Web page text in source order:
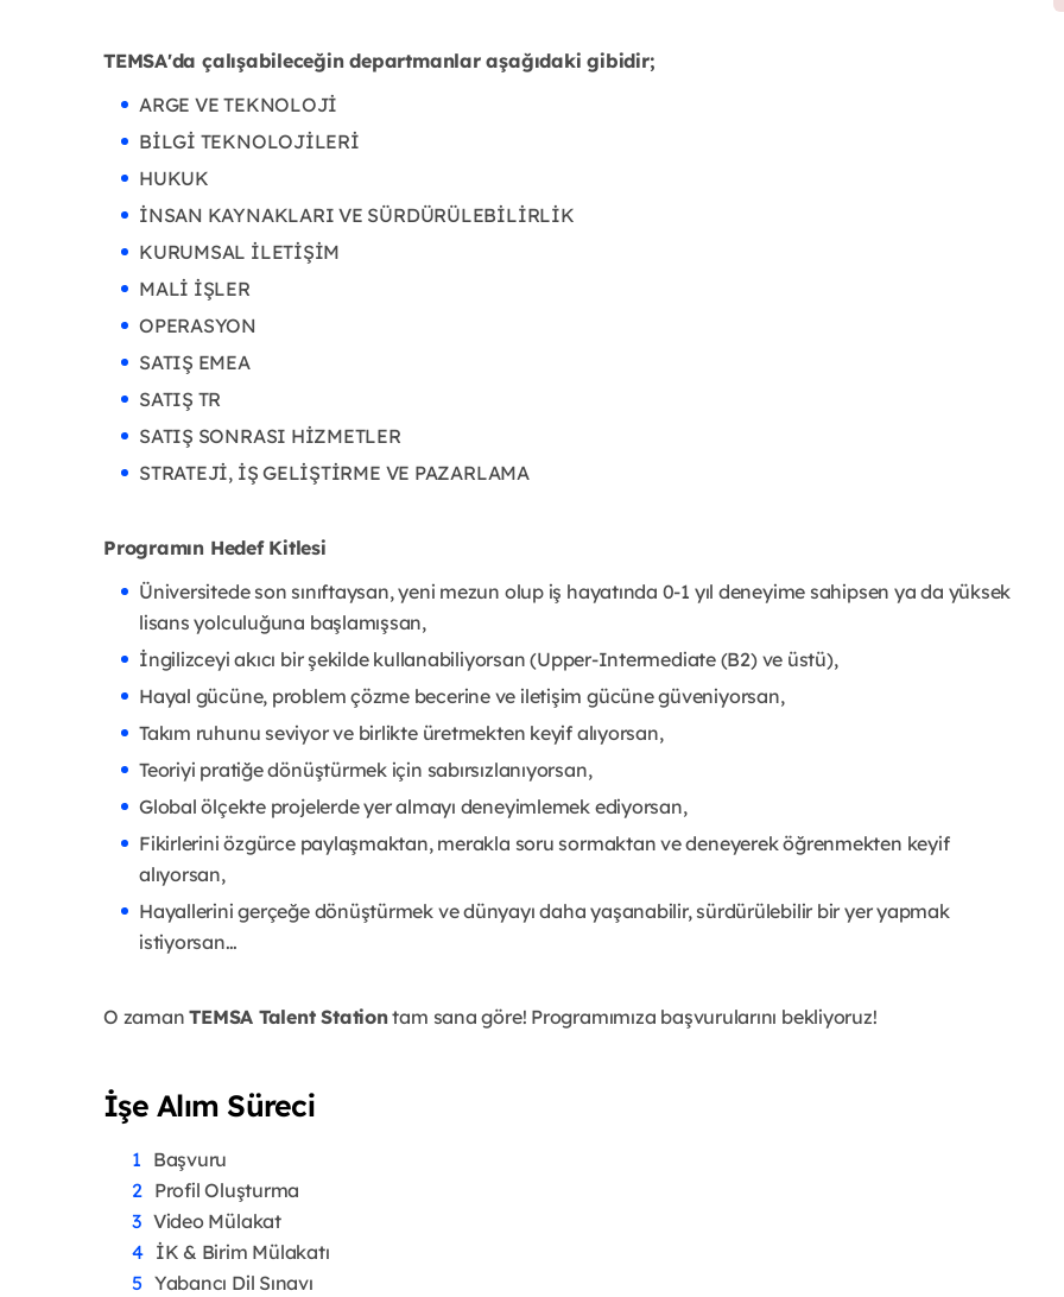
TEMSA'da çalışabileceğin departmanlar aşağıdaki gibidir;
ARGE VE TEKNOLOJİ
BİLGİ TEKNOLOJİLERİ
HUKUK
İNSAN KAYNAKLARI VE SÜRDÜRÜLEBİLİRLİK
KURUMSAL İLETİŞİM
MALİ İŞLER
OPERASYON
SATIŞ EMEA
SATIŞ TR
SATIŞ SONRASI HİZMETLER
STRATEJİ, İŞ GELİŞTİRME VE PAZARLAMA
Programın Hedef Kitlesi
Üniversitede son sınıftaysan, yeni mezun olup iş hayatında 0-1 yıl deneyime sahipsen ya da yüksek
lisans yolculuğuna başlamışsan,
İngilizceyi akıcı bir şekilde kullanabiliyorsan (Upper-Intermediate (B2) ve üstü),
Hayal gücüne, problem çözme becerine ve iletişim gücüne güveniyorsan,
Takım ruhunu seviyor ve birlikte üretmekten keyif alıyorsan,
Teoriyi pratiğe dönüştürmek için sabırsızlanıyorsan,
Global ölçekte projelerde yer almayı deneyimlemek ediyorsan,
Fikirlerini özgürce paylaşmaktan, merakla soru sormaktan ve deneyerek öğrenmekten keyif
alıyorsan,
Hayallerini gerçeğe dönüştürmek ve dünyayı daha yaşanabilir, sürdürülebilir bir yer yapmak
istiyorsan…
O zamanTEMSA Talent Stationtam sana göre! Programımıza başvurularını bekliyoruz!
İşe Alım Süreci
Başvuru
Profil Oluşturma
Video Mülakat
İK & Birim Mülakatı
Yabancı Dil Sınavı